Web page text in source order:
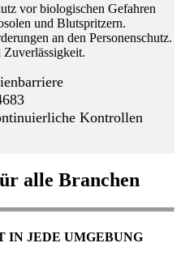
vor biologischen Gefahren
und Blutspritzern.
an den Personenschutz.
Kontrollen
alle Branchen
IN JEDE UMGEBUNG